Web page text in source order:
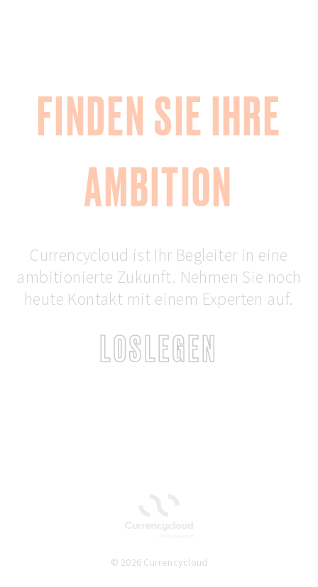
FINDEN SIE IHRE
AMBITION
Currencycloud ist Ihr Begleiter in eine
ambitionierte Zukunft. Nehmen Sie noch
heute Kontakt mit einem Experten auf.
LOSLEGEN
© 2026 Currencycloud